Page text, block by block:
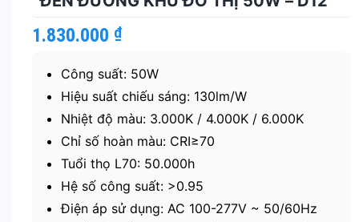
1.830.000 ₫
Công suất: 50W
Hiệu suất chiếu sáng: 130lm/W
Nhiệt độ màu: 3.000K / 4.000K / 6.000K
Chỉ số hoàn màu: CRI≥70
Tuổi thọ L70: 50.000h
Hệ số công suất: >0.95
Điện áp sử dụng: AC 100-277V ~ 50/60Hz